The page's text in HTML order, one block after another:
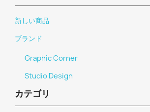
新しい商品
ブランド
Graphic Corner
Studio Design
カテゴリ